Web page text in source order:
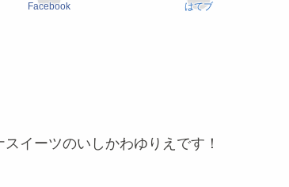
Facebook はてブ
イーツのいしかわゆりえです！